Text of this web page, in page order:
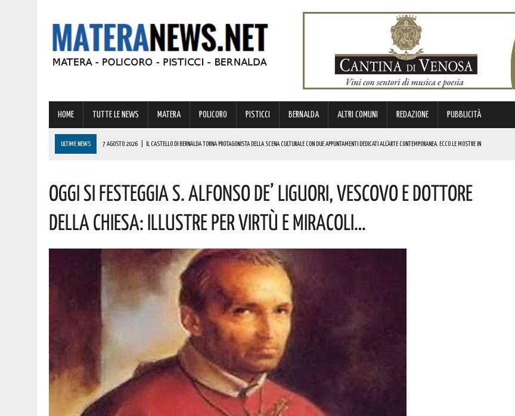
HOME TUTTE LE NEWS MATERA POLICORO PISTICCI BERNALDA ALTRI COMUNI REDAZIONE PUBBLICITÀ
ULTIME NEWS 7 AGOSTO 2026 IL CASTELLO DI BERNALDA TORNA PROTAGONISTA DELLA SCENA CULTURALE CON DUE APPUNTAMENTI DEDICATI ALL’ARTE CONTEMPORANEA. ECCO LE MOSTRE IN
A FERRANDINA LORENA, DIPLOMATASI CON IL MASSIMO DEI VOTI, RICEVE UNA BORSA DI STUDIO DEL VALORE DI 800 EURO! COMPLIMENTI
7 AGOSTO 2026 | A GRASSANO FERVONO I PREPARATIVI PER LA RIEVOCAZIONE STORICA “I CAVALIERI DI MALTA”. ECCO IL PROGRAMMA
7 AGOSTO 2026 BERNALDA: IL SUGGESTIVO SCENARIO DELLE TAVOLE PALATINE FARÀ DA CORNICE ALLO SPETTACOLO DI ROSMY, UN EMOZIONANTE VIAGGIO TRA MUSICA E PAROLE. I DETTAGLI
Oggi Si Festeggia S. Alfonso De’ Liguori, Vescovo E Dottore
Della Chiesa: Illustre Per Virtù E Miracoli…